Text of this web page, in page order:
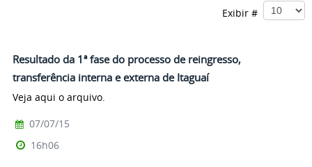
Exibir #
Resultado da 1ª fase do processo de reingresso,
transferência interna e externa de Itaguaí
Veja aqui o arquivo.
07/07/15
16h06